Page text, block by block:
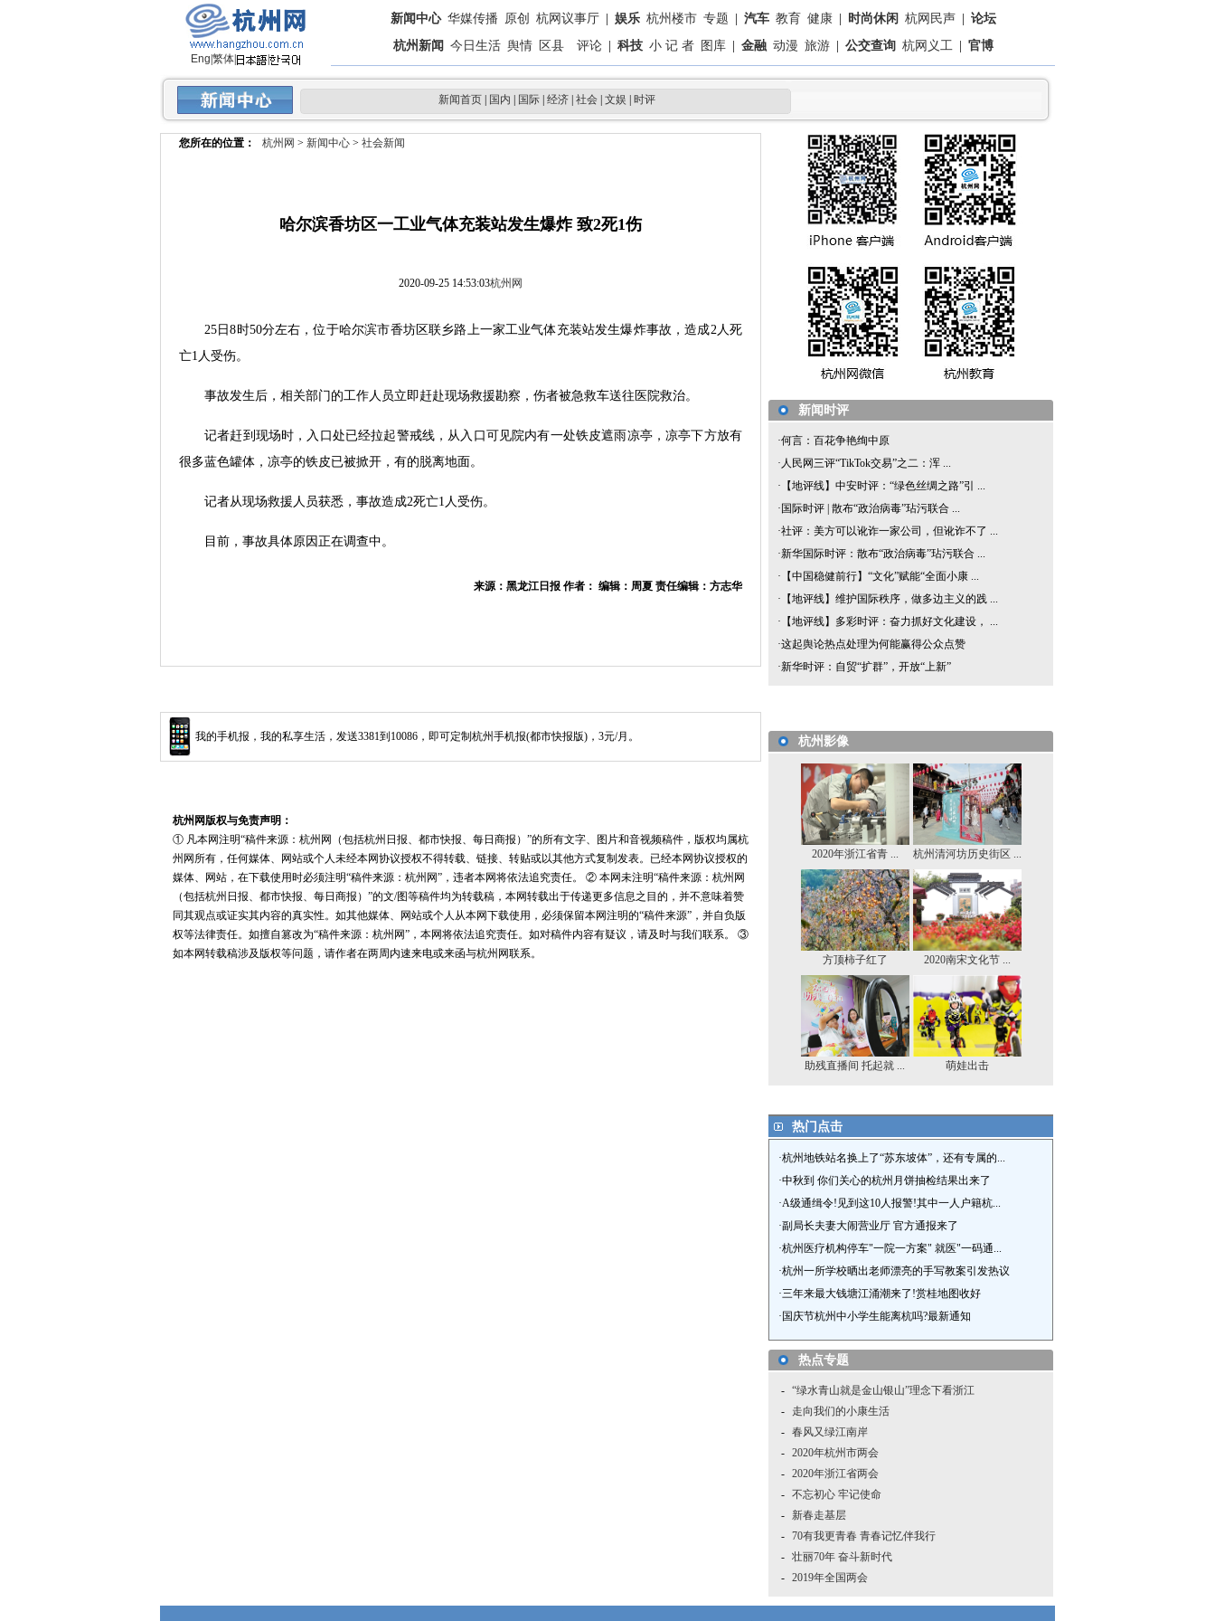
Eng 繁体
新闻中心 华媒传播 原创 杭网议事厅 娱乐 杭州楼市 专题 汽车 教育 健康 时尚休闲 杭网民声
论坛
杭州新闻 今日生活 舆情 区县 评论 科技 小 记 者 图库 金融 动漫 旅游 公交查询 杭网义工 官博
新闻首页 国内 国际 经济 社会 文娱 时评
您所在的位置： 杭州网 > 新闻中心 > 社会新闻
哈尔滨香坊区一工业气体充装站发生爆炸 致2死1伤
2020-09-25 14:53:03杭州网
25日8时50分左右，位于哈尔滨市香坊区联乡路上一家工业气体充装站发生爆炸事故，造成2人死
亡1人受伤。
事故发生后，相关部门的工作人员立即赶赴现场救援勘察，伤者被急救车送往医院救治。
记者赶到现场时，入口处已经拉起警戒线，从入口可见院内有一处铁皮遮雨凉亭，凉亭下方放有
很多蓝色罐体，凉亭的铁皮已被掀开，有的脱离地面。
记者从现场救援人员获悉，事故造成2死亡1人受伤。
目前，事故具体原因正在调查中。
来源：黑龙江日报 作者： 编辑：周夏 责任编辑：方志华
我的手机报，我的私享生活，发送3381到10086，即可定制杭州手机报(都市快报版)，3元/月。
杭州网版权与免责声明：
① 凡本网注明“稿件来源：杭州网（包括杭州日报、都市快报、每日商报）”的所有文字、图片和音视频稿件，版权均属杭
州网所有，任何媒体、网站或个人未经本网协议授权不得转载、链接、转贴或以其他方式复制发表。已经本网协议授权的
媒体、网站，在下载使用时必须注明“稿件来源：杭州网”，违者本网将依法追究责任。 ② 本网未注明“稿件来源：杭州网
（包括杭州日报、都市快报、每日商报）”的文/图等稿件均为转载稿，本网转载出于传递更多信息之目的，并不意味着赞
同其观点或证实其内容的真实性。如其他媒体、网站或个人从本网下载使用，必须保留本网注明的“稿件来源”，并自负版
权等法律责任。如擅自篡改为“稿件来源：杭州网”，本网将依法追究责任。如对稿件内容有疑议，请及时与我们联系。 ③
如本网转载稿涉及版权等问题，请作者在两周内速来电或来函与杭州网联系。
新闻时评
·何言：百花争艳绚中原
· 人民网三评“TikTok交易”之二：浑 ...
· 【地评线】中安时评：“绿色丝绸之路”引 ...
· 国际时评 | 散布“政治病毒”玷污联合 ...
·社评：美方可以讹诈一家公司，但讹诈不了 ...
·新华国际时评：散布“政治病毒”玷污联合 ...
· 【中国稳健前行】“文化”赋能“全面小康 ...
· 【地评线】维护国际秩序，做多边主义的践 ...
· 【地评线】多彩时评：奋力抓好文化建设， ...
·这起舆论热点处理为何能赢得公众点赞
·新华时评：自贸“扩群”，开放“上新”
杭州影像
2020年浙江省青 ... 杭州清河坊历史街区 ...
方顶柿子红了 2020南宋文化节 ...
助残直播间 托起就 ... 萌娃出击
热门点击
·​杭州地铁站名换上了“苏东坡体”，还有专属的...
·中秋到 你们关心的杭州月饼抽检结果出来了
·A级通缉令!见到这10人报警!其中一人户籍杭...
·副局长夫妻大闹营业厅 官方通报来了
·杭州医疗机构停车"一院一方案" 就医"一码通...
·杭州一所学校晒出老师漂亮的手写教案引发热议
·三年来最大钱塘江涌潮来了!赏桂地图收好
· 国庆节杭州中小学生能离杭吗?最新通知
热点专题
- “绿水青山就是金山银山”理念下看浙江
-
走向我们的小康生活
- 春风又绿江南岸
- 2020年杭州市两会
- 2020年浙江省两会
- 不忘初心 牢记使命
-
新春走基层
- 70有我更青春 青春记忆伴我行
- 壮丽70年 奋斗新时代
- 2019年全国两会